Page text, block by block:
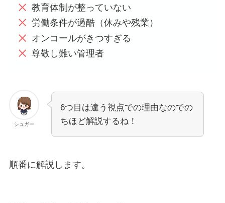
教育体制が整っていない
労働条件が過酷（休みや残業）
オンコールがきつすぎる
尊敬し難い管理者
シュガー
6つ目は違う視点での理由なのでの
ちほど解説するね！
順番に解説します。